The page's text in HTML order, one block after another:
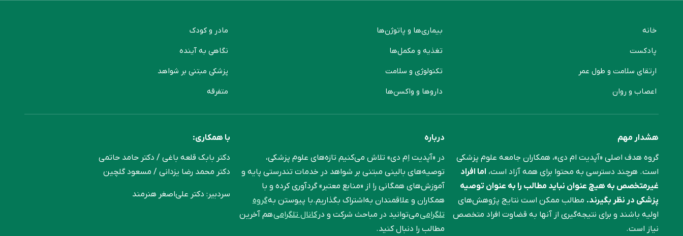
خانه
پادکست
ارتقای سلامت و طول عمر
اعصاب و روان
بیماری‌ها و پاتوژن‌ها
تغذیه و مکمل‌ها
تکنولوژی و سلامت
دارو‌ها و واکسن‌ها
مادر و کودک
نگاهی به آینده
پزشکی مبتنی بر شواهد
متفرقه
هشدار مهم
گروه هدف اصلی «آپدیت ام دی»، همکاران جامعه علوم ‌پزشکی
است. هرچند دسترسی به محتوا برای همه آزاد است، اما افراد
غیرمتخصص به هیچ عنوان نباید مطالب را به عنوان توصیه
پزشکی در نظر بگیرند. مطالب ممکن است نتایج پژوهش‌های
اولیه باشند و برای نتیجه‌گیری از آنها به قضاوت افراد متخصص
نیاز است.
درباره
در «آپدیت اِم دی» تلاش می‌کنیم تازه‌های علوم پزشکی،
توصیه‌های بالینی مبتنی بر شواهد در خدمات تندرستی پایه و
آموزش‌های همگانی را از «منابع معتبر» گردآوری کرده و با
همکاران و علاقمندان به‌اشتراک بگذاریم.با پیوستن بهگروه
تلگرامیمی‌توانید در مباحث شرکت و درکانال تلگرامیهم آخرین
مطالب را دنبال کنید.
با همکاری:
دکتر بابک قلعه‌ باغی / دکتر حامد حاتمی
دکتر محمد رضا یزدانی / مسعود گلچین
سردبیر: دکتر علی‌اصغر هنرمند